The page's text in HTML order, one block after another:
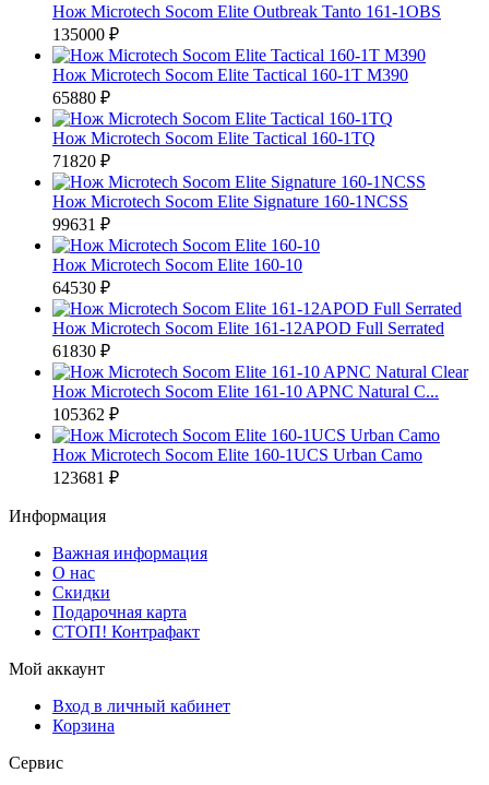
Нож Microtech Socom Elite Outbreak Tanto 161-1OBS
135000 ₽
Нож Microtech Socom Elite Tactical 160-1T M390
65880 ₽
Нож Microtech Socom Elite Tactical 160-1TQ
71820 ₽
Нож Microtech Socom Elite Signature 160-1NCSS
99631 ₽
Нож Microtech Socom Elite 160-10
64530 ₽
Нож Microtech Socom Elite 161-12APOD Full Serrated
61830 ₽
Нож Microtech Socom Elite 161-10 APNC Natural C...
105362 ₽
Нож Microtech Socom Elite 160-1UCS Urban Camo
123681 ₽
Информация
Важная информация
О нас
Скидки
Подарочная карта
СТОП! Контрафакт
Мой аккаунт
Вход в личный кабинет
Корзина
Сервис